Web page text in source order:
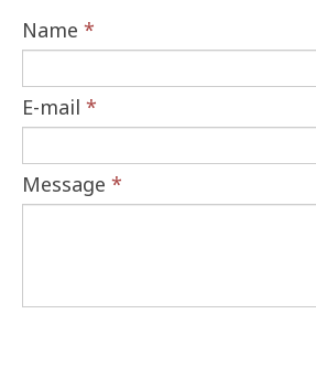
Name *
E-mail *
Message *